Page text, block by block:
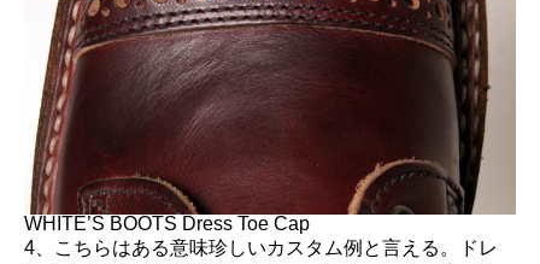
WHITE’S BOOTS Dress Toe Cap
4、こちらはある意味珍しいカスタム例と言える。ドレ